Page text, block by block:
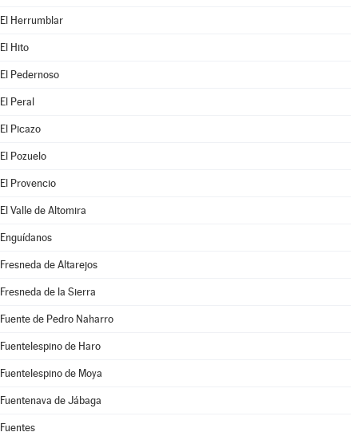
El Herrumblar
El Hito
El Pedernoso
El Peral
El Picazo
El Pozuelo
El Provencio
El Valle de Altomira
Enguídanos
Fresneda de Altarejos
Fresneda de la Sierra
Fuente de Pedro Naharro
Fuentelespino de Haro
Fuentelespino de Moya
Fuentenava de Jábaga
Fuentes